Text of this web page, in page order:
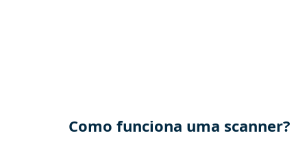
Como funciona uma scanner?